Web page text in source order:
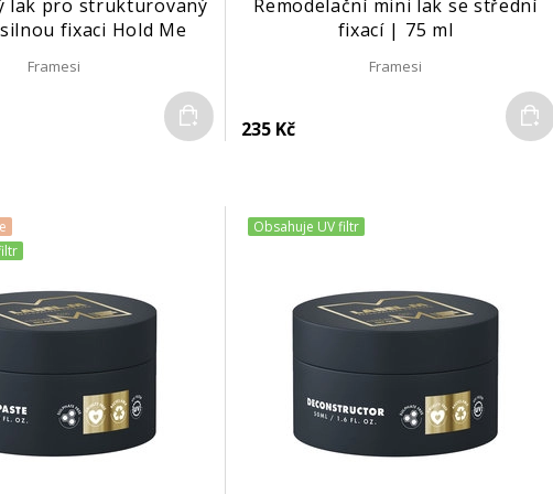
lak pro strukturovaný
fixaci Hold Me
Framesi
Do košíku
Remodelační mini lak se střední
fixací | 75 ml
Framesi
235 Kč
Obsahuje UV filtr